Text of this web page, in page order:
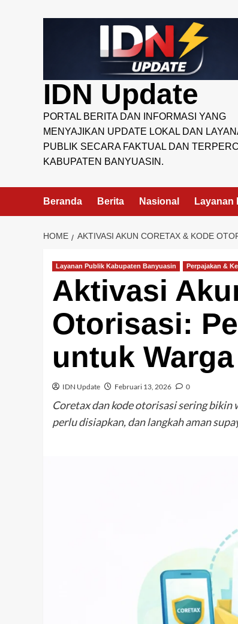
IDN Update
PORTAL BERITA DAN INFORMASI YANG
MENYAJIKAN UPDATE LOKAL DAN
PUBLIK SECARA FAKTUAL DAN
KABUPATEN BANYUASIN.
Beranda Berita Nasional Layanan
HOME AKTIVASI AKUN CORETAX & KODE
Layanan Publik Kabupaten Banyuasin Perpajakan &
Aktivasi
Otorisasi:
untuk
IDN Update Februari 13, 2026 0
Coretax dan kode otorisasi sering bikin
perlu disiapkan, dan langkah aman